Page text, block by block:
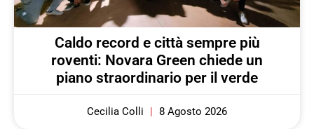
Caldo record e città sempre più
roventi: Novara Green chiede un
piano straordinario per il verde
Cecilia Colli 8 Agosto 2026